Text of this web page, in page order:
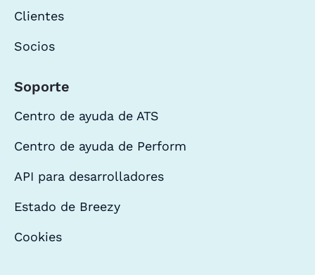
Clientes
Socios
Soporte
Centro de ayuda de ATS
Centro de ayuda de Perform
API para desarrolladores
Estado de Breezy
Cookies